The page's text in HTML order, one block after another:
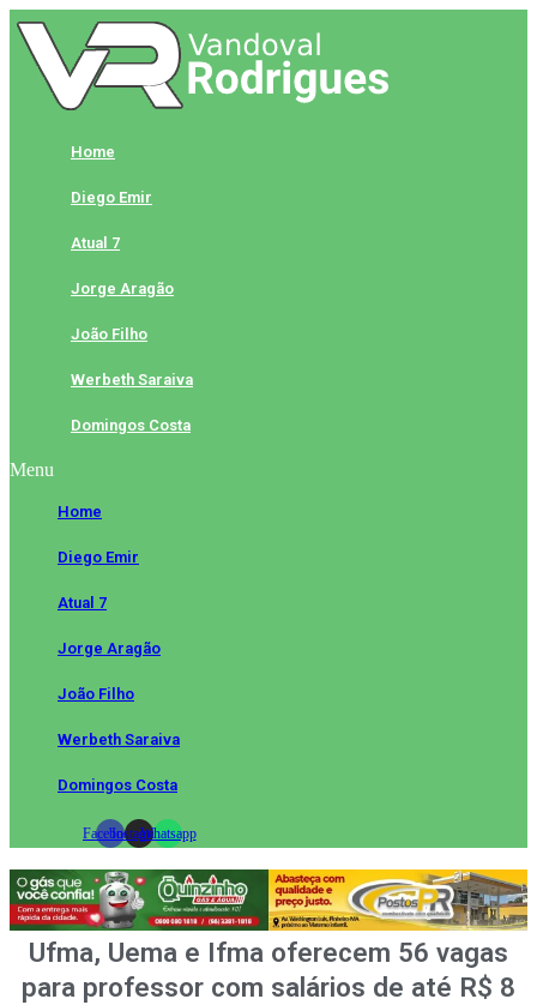
Skip
to
content
Home
Diego Emir
Atual 7
Jorge Aragão
João Filho
Werbeth Saraiva
Domingos Costa
Menu
Home
Diego Emir
Atual 7
Jorge Aragão
João Filho
Werbeth Saraiva
Domingos Costa
FacebookInstagramWhatsapp
Ufma, Uema e Ifma oferecem 56 vagas
para professor com salários de até R$ 8